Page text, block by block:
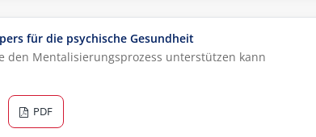
für die psychische Gesundheit
den Mentalisierungsprozess unterstützen kann
PDF